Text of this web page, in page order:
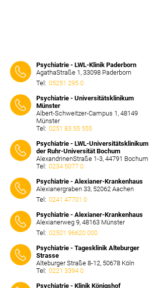
Psychiatrie - LWL-Klinik Paderborn
AgathaStraße 1, 33098 Paderborn
Tel: 05251 295 0
Psychiatrie - Universitätsklinikum
Münster
Albert-Schweitzer-Campus 1, 48149
Münster
Tel: 0251 83 55 555
Psychiatrie - LWL-Universitätsklinikum
der Ruhr-Universität Bochum
AlexandrinenStraße 1-3, 44791 Bochum
Tel: 0234 5077 0
Psychiatrie - Alexianer-Krankenhaus
Alexianergraben 33, 52062 Aachen
Tel: 0241 47701 0
Psychiatrie - Alexianer-Krankenhaus
Alexianerweg 9, 48163 Münster
Tel: 02501 96620 000
Psychiatrie - Tagesklinik Alteburger
Strasse
Alteburger Straße 8-12, 50678 Köln
Tel: 0221 3394 0
Psychiatrie - Klinik Königshof